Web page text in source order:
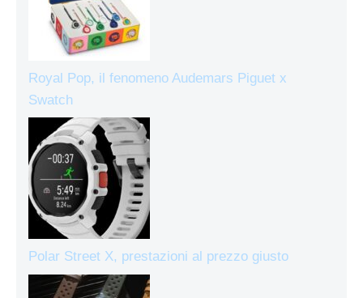
Royal Pop, il fenomeno Audemars Piguet x
Swatch
Polar Street X, prestazioni al prezzo giusto